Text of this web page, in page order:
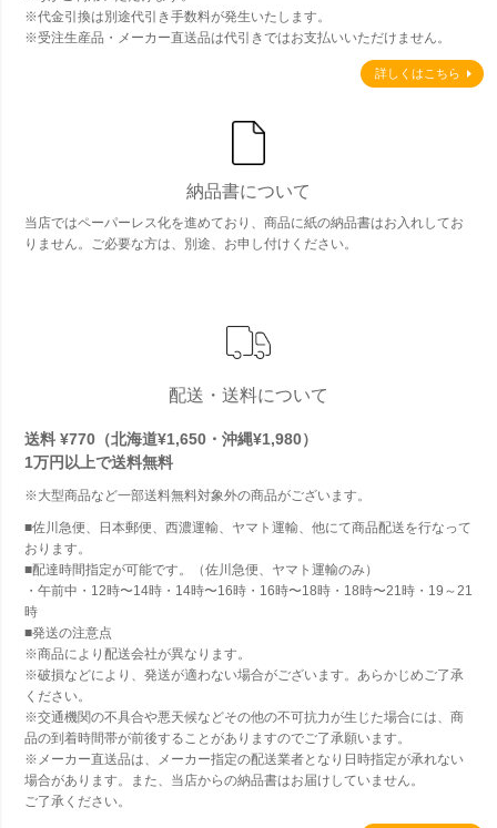
※代金引換は別途代引き手数料が発生いたします。
※受注生産品・メーカー直送品は代引きではお支払いいただけません。
詳しくはこちら
納品書について
当店ではペーパーレス化を進めており、商品に紙の納品書はお入れしてお
りません。ご必要な方は、別途、お申し付けください。
配送・送料について
送料 ¥770（北海道¥1,650・沖縄¥1,980）
1万円以上で送料無料
※大型商品など一部送料無料対象外の商品がございます。
■佐川急便、日本郵便、西濃運輸、ヤマト運輸、他にて商品配送を行なって
おります。
■配達時間指定が可能です。（佐川急便、ヤマト運輸のみ）
・午前中・12時〜14時・14時〜16時・16時〜18時・18時〜21時・19～21
時
■発送の注意点
※商品により配送会社が異なります。
※破損などにより、発送が適わない場合がございます。あらかじめご了承
ください。
※交通機関の不具合や悪天候などその他の不可抗力が生じた場合には、商
品の到着時間帯が前後することがありますのでご了承願います。
※メーカー直送品は、メーカー指定の配送業者となり日時指定が承れない
場合があります。また、当店からの納品書はお届けしていません。
ご了承ください。